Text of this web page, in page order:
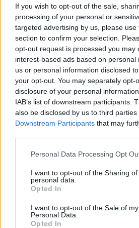
If you wish to opt-out of the sale,
processing of your personal or
targeted advertising by us, please
section to confirm your selection.
opt-out request is processed you may
interest-based ads based on personal
us or personal information disclosed
your opt-out. You may separately opt-
disclosure of your personal
IAB’s list of downstream participants.
also be disclosed by us to third parties
Downstream Participants that may
Personal Data Processing Opt
I want to opt-out of the Sharing of
personal data.
Opted In
I want to opt-out of the Sale of my
Personal Data.
Opted In